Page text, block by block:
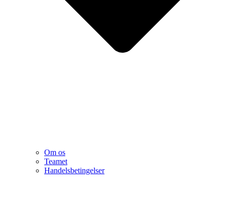
Om os
Teamet
Handelsbetingelser